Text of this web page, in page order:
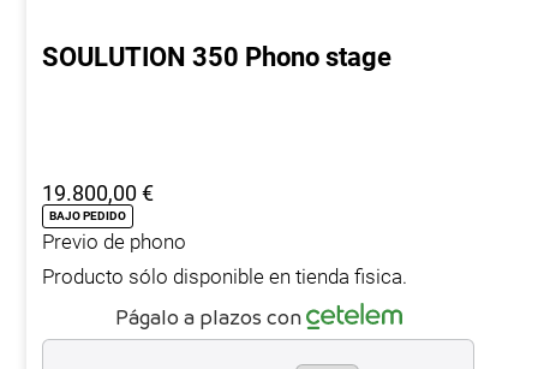
SOULUTION 350 Phono stage
19.800,00€
BAJO PEDIDO
Previo de phono
Producto sólo disponible en tienda fisica.
Págalo a plazos con